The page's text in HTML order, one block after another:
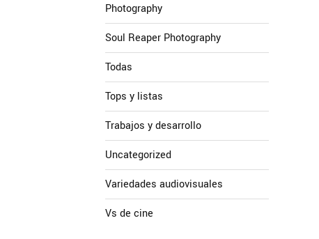
Photography
Soul Reaper Photography
Todas
Tops y listas
Trabajos y desarrollo
Uncategorized
Variedades audiovisuales
Vs de cine